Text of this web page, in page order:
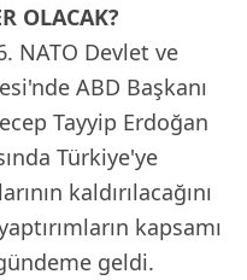
OLACAK?
NATO Devlet ve
ABD Başkanı
Tayyip Erdoğan
Türkiye'ye
kaldırılacağını
kapsamı
geldi.